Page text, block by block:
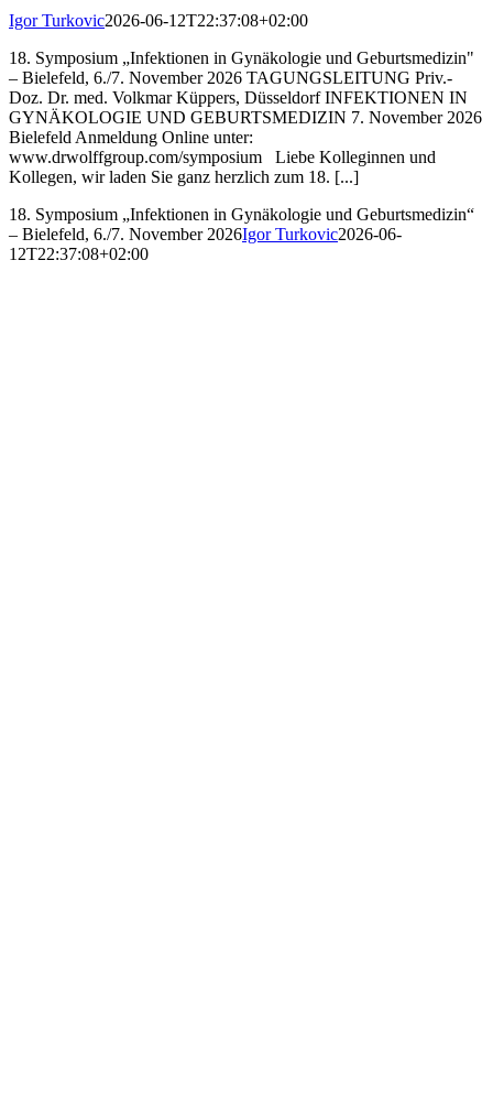
Igor Turkovic2026-06-12T22:37:08+02:00
18. Symposium „Infektionen in Gynäkologie und Geburtsmedizin"
– Bielefeld, 6./7. November 2026 TAGUNGSLEITUNG Priv.-
Doz. Dr. med. Volkmar Küppers, Düsseldorf INFEKTIONEN IN
GYNÄKOLOGIE UND GEBURTSMEDIZIN 7. November 2026
Bielefeld Anmeldung Online unter:
www.drwolffgroup.com/symposium Liebe Kolleginnen und
Kollegen, wir laden Sie ganz herzlich zum 18. [...]
18. Symposium „Infektionen in Gynäkologie und Geburtsmedizin“
– Bielefeld, 6./7. November 2026Igor Turkovic2026-06-
12T22:37:08+02:00